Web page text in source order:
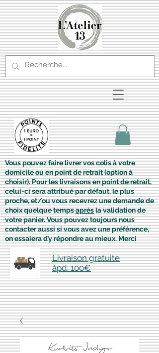
Vous pouvez faire livrer vos colis à votre
domicile ou en point de retrait (option à
choisir). Pour les livraisons enpoint de retrait,
celui-ci sera attribué par défaut, le plus
proche, et/ou vous recevrez une demande de
choix quelque tempsaprèsla validation de
votre panier. Vous pouvez toujours nous
contacter aussi si vous avez une préférence,
on essaiera d’y répondre au mieux. Merci
Livraison gratuite
àpd. 100€